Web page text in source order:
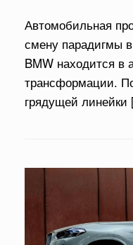
Автомобильная
смену парадигмы
BMW находится в
трансформации.
грядущей